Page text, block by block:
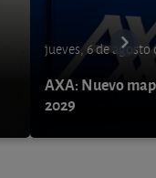
jueves, 6 de agosto
AXA: Nuevo
2029